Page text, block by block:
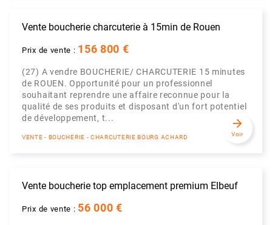
Vente boucherie charcuterie à 15min de Rouen
Prix de vente : 156 800 €
(27) A vendre BOUCHERIE/ CHARCUTERIE 15 minutes
de ROUEN. Opportunité pour un professionnel
souhaitant reprendre une affaire reconnue pour la
qualité de ses produits et disposant d'un fort potentiel
de développement, t...
VENTE - BOUCHERIE - CHARCUTERIE BOURG ACHARD
arrow_forward
Voir
Vente boucherie top emplacement premium Elbeuf
Prix de vente : 56 000 €